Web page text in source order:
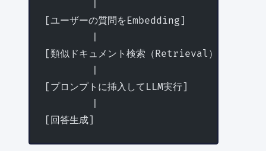
[ユーザーの質問をEmbedding]
[類似ドキュメント検索（Retrieval）]
[プロンプトに挿入してLLM実行]
[回答生成]